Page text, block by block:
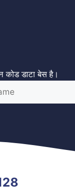
कोड डाटा बेस है।